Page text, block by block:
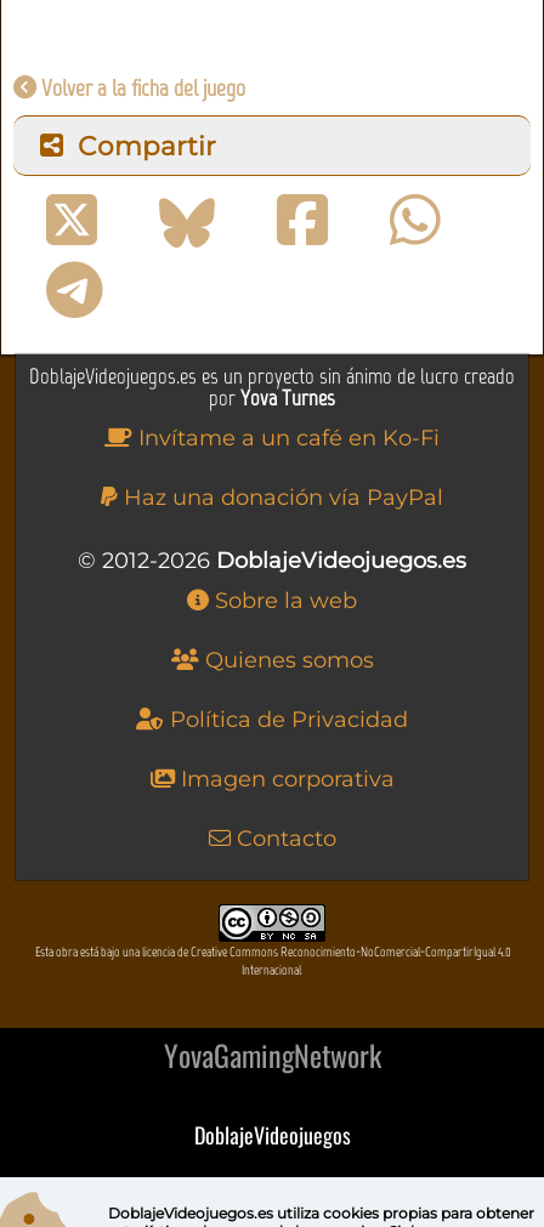
Volver a la ficha del juego
Compartir
DoblajeVideojuegos.es es un proyecto sin ánimo de lucro creado
porYova Turnes
Invítame a un café en Ko-Fi
Haz una donación vía PayPal
© 2012-2026 DoblajeVideojuegos.es
Sobre la web
Quienes somos
Política de Privacidad
Imagen corporativa
Contacto
Esta obra está bajo una licencia de Creative Commons Reconocimiento-NoComercial-CompartirIgual 4.0
Internacional
YovaGamingNetwork
DoblajeVideojuegos
DoblajeVideojuegos.es utiliza cookies propiaspara obtener